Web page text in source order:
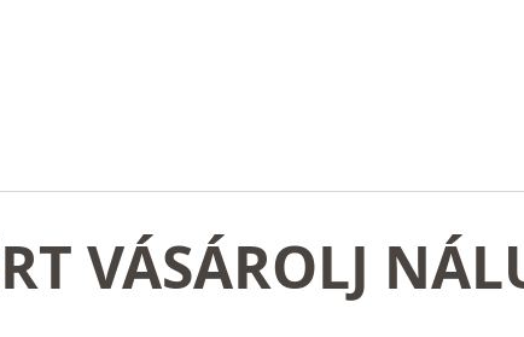
VÁSÁROLJ